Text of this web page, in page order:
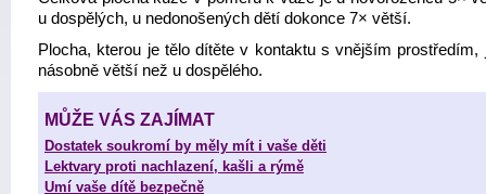
u dospělých, u nedonošených dětí dokonce 7× větší.
Plocha, kterou je tělo dítěte v kontaktu s vnějším prostředím,
násobně větší než u dospělého.
MŮŽE VÁS ZAJÍMAT
Dostatek soukromí by měly mít i vaše děti
Lektvary proti nachlazení, kašli a rýmě
Umí vaše dítě bezpečně